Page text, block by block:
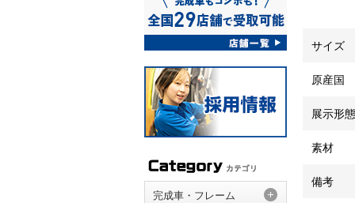
サイズ
原産国
展示形
素材
備考
完成車・フレーム